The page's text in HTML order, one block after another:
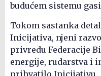
budućem sistemu
Tokom sastanka
Inicijativa, njeni
privredu Federacije
energije, rudarstva i
prihvatilo Inicijativu